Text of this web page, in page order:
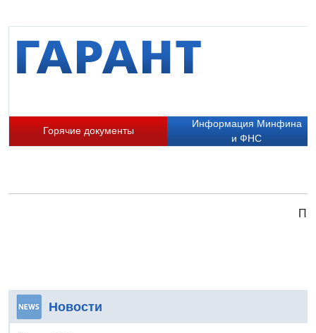
Горячие документы
Информация Минфина
и ФНС
Новости